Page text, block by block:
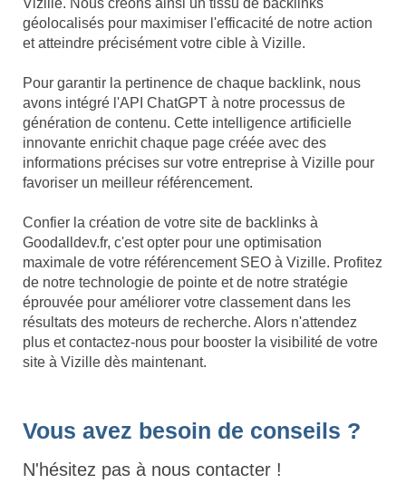
Vizille. Nous créons ainsi un tissu de backlinks
géolocalisés pour maximiser l'efficacité de notre action
et atteindre précisément votre cible à Vizille.
Pour garantir la pertinence de chaque backlink, nous
avons intégré l'API ChatGPT à notre processus de
génération de contenu. Cette intelligence artificielle
innovante enrichit chaque page créée avec des
informations précises sur votre entreprise à Vizille pour
favoriser un meilleur référencement.
Confier la création de votre site de backlinks à
Goodalldev.fr, c'est opter pour une optimisation
maximale de votre référencement SEO à Vizille. Profitez
de notre technologie de pointe et de notre stratégie
éprouvée pour améliorer votre classement dans les
résultats des moteurs de recherche. Alors n'attendez
plus et contactez-nous pour booster la visibilité de votre
site à Vizille dès maintenant.
Vous avez besoin de conseils ?
N'hésitez pas à nous contacter !